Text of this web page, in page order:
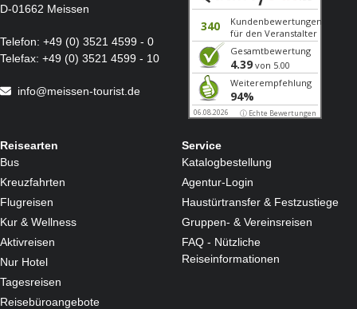
D-01662 Meissen
Telefon: +49 (0) 3521 4599 - 0
Telefax: +49 (0) 3521 4599 - 10
info@meissen-tourist.de
Reisearten
Bus
Kreuzfahrten
Flugreisen
Kur & Wellness
Aktivreisen
Nur Hotel
Tagesreisen
Reisebüroangebote
Service
Katalogbestellung
Agentur-Login
Haustürtransfer & Festzustiege
Gruppen- & Vereinsreisen
FAQ - Nützliche
Reiseinformationen